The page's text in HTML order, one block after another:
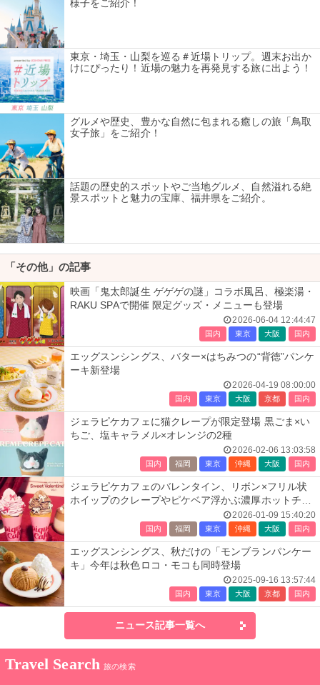
様子をご紹介！
東京・埼玉・山梨を巡る＃近場トリップ。週末お出か
けにぴったり！近場の魅力を再発見する旅に出よう！
グルメや歴史、豊かな自然に包まれる癒しの旅「鳥取
女子旅」をご紹介！
話題の歴史的スポットやご当地グルメ、自然溢れる絶
景スポットと魅力の宝庫、福井県をご紹介。
「その他」の記事
映画「鬼太郎誕生 ゲゲゲの謎」コラボ風呂、極楽湯・
RAKU SPAで開催 限定グッズ・メニューも登場
2026-06-04 12:44:47
国内 東京 大阪 国内
エッグスンシングス、バター×はちみつの“背徳”パンケ
ーキ新登場
2026-04-19 08:00:00
国内 東京 大阪 京都 国内
ジェラピケカフェに猫クレープが限定登場 黒ごま×い
ちご、塩キャラメル×オレンジの2種
2026-02-06 13:03:58
国内 福岡 東京 沖縄 大阪 国内
ジェラピケカフェのバレンタイン、リボン×フリル状
ホイップのクレープやピケベア浮かぶ濃厚ホットチョ
2026-01-09 15:40:20
国内 福岡 東京 沖縄 大阪 国内
エッグスンシングス、秋だけの「モンブランパンケー
キ」今年は秋色ロコ・モコも同時登場
2025-09-16 13:57:44
国内 東京 大阪 京都 国内
ニュース記事一覧へ
Travel Search 旅の検索